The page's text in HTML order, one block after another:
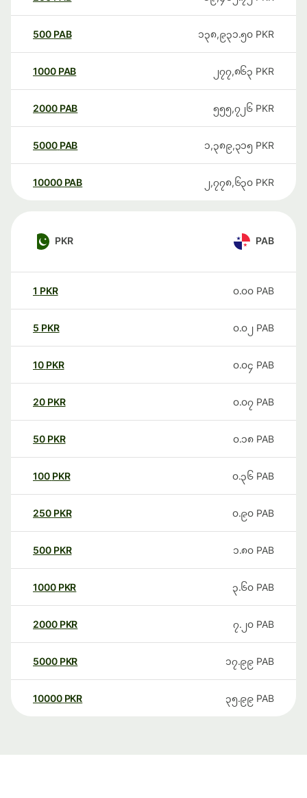
500 PAB ၁၃၈,၉၃၁.၅၀ PKR
1000 PAB ၂၇၇,၈၆၃ PKR
2000 PAB ၅၅၅,၇၂၆ PKR
5000 PAB ၁,၃၈၉,၃၁၅ PKR
10000 PAB ၂,၇၇၈,၆၃၀ PKR
PKR PAB
1 PKR ၀.၀၀ PAB
5 PKR ၀.၀၂ PAB
10 PKR ၀.၀၄ PAB
20 PKR ၀.၀၇ PAB
50 PKR ၀.၁၈ PAB
100 PKR ၀.၃၆ PAB
250 PKR ၀.၉၀ PAB
500 PKR ၁.၈၀ PAB
1000 PKR ၃.၆၀ PAB
2000 PKR ၇.၂၀ PAB
5000 PKR ၁၇.၉၉ PAB
10000 PKR ၃၅.၉၉ PAB